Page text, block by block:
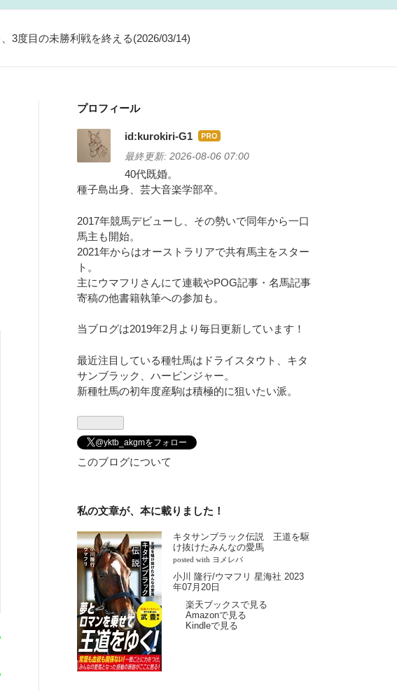
3度目の未勝利戦を終える(2026/03/14)
プロフィール
id:kurokiri-G1 はて
なブ
Pro
最終更新: 2026-08-06 07:00
40代既婚。
種子島出身、芸大音楽学部卒。
2017年競馬デビューし、その勢いで同年から一口
馬主も開始。
2021年からはオーストラリアで共有馬主をスター
ト。
主にウマフリさんにて連載やPOG記事・名馬記事
寄稿の他書籍執筆への参加も。
当ブログは2019年2月より毎日更新しています！
最近注目している種牡馬はドライスタウト、キタ
サンブラック、ハービンジャー。
新種牡馬の初年度産駒は積極的に狙いたい派。
@yktb_akgmをフォロー
このブログについて
私の文章が、本に載りました！
キタサンブラック伝説 王道を駆
け抜けたみんなの愛馬
posted with ヨメレバ
小川 隆行/ウマフリ 星海社 2023
年07月20日
楽天ブックスで見る
Amazonで見る
Kindleで見る